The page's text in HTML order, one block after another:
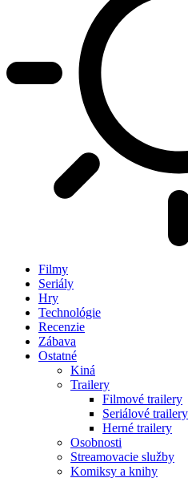
Filmy
Seriály
Hry
Technológie
Recenzie
Zábava
Ostatné
Kiná
Trailery
Filmové trailery
Seriálové trailery
Herné trailery
Osobnosti
Streamovacie služby
Komiksy a knihy